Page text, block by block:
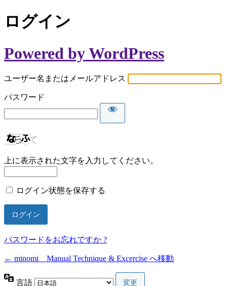
ログイン
Powered by WordPress
ユーザー名またはメールアドレス
パスワード
上に表示された文字を入力してください。
ログイン状態を保存する
パスワードをお忘れですか ?
← minomi Manual Technique & Excercise へ移動
言語